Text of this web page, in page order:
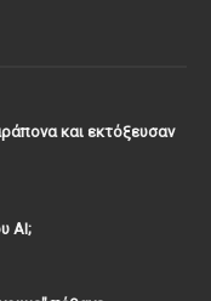
και εκτόξευσαν
ΑΙ;